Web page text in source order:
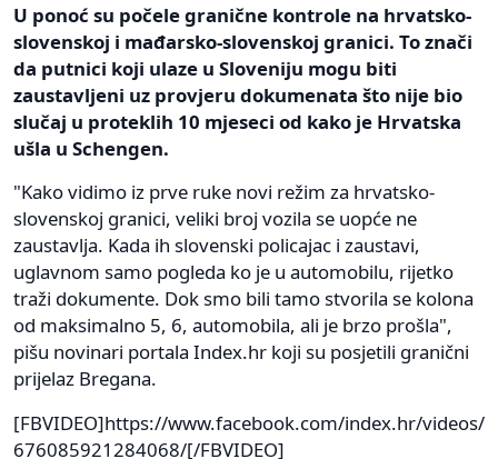
U ponoć su počele granične kontrole na hrvatsko-
slovenskoj i mađarsko-slovenskoj granici. To znači
da putnici koji ulaze u Sloveniju mogu biti
zaustavljeni uz provjeru dokumenata što nije bio
slučaj u proteklih 10 mjeseci od kako je Hrvatska
ušla u Schengen.
"Kako vidimo iz prve ruke novi režim za hrvatsko-
slovenskoj granici, veliki broj vozila se uopće ne
zaustavlja. Kada ih slovenski policajac i zaustavi,
uglavnom samo pogleda ko je u automobilu, rijetko
traži dokumente. Dok smo bili tamo stvorila se kolona
od maksimalno 5, 6, automobila, ali je brzo prošla",
pišu novinari portala Index.hr koji su posjetili granični
prijelaz Bregana.
[FBVIDEO]https://www.facebook.com/index.hr/videos/
676085921284068/[/FBVIDEO]